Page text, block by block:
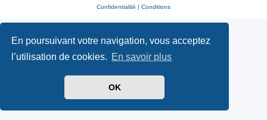
En poursuivant votre navigation, vous acceptez
l’utilisation de cookies. En savoir plus
OK
Confidentialité | Conditions